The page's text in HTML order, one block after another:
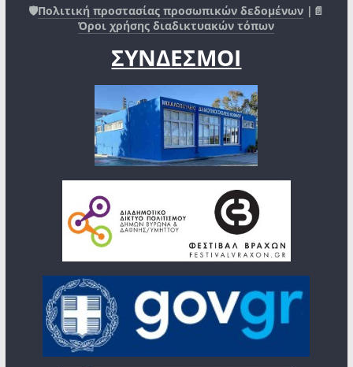
🛡️Πολιτική προστασίας προσωπικών δεδομένων |📄
Όροι χρήσης διαδικτυακών τόπων
ΣΥΝΔΕΣΜΟΙ